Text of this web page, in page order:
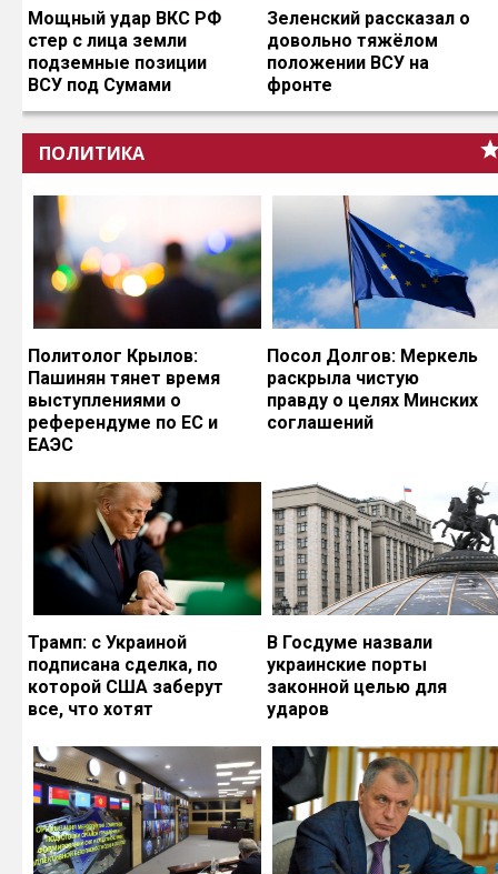
Мощный удар ВКС РФ
стер с лица земли
подземные позиции
ВСУ под Сумами
Зеленский рассказал о
довольно тяжёлом
положении ВСУ на
фронте
ПОЛИТИКА
Политолог Крылов:
Пашинян тянет время
выступлениями о
референдуме по ЕС и
ЕАЭС
Посол Долгов: Меркель
раскрыла чистую
правду о целях Минских
соглашений
Трамп: с Украиной
подписана сделка, по
которой США заберут
все, что хотят
В Госдуме назвали
украинские порты
законной целью для
ударов